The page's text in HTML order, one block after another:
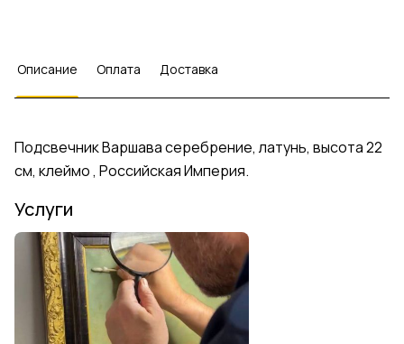
Описание Оплата Доставка
Подсвечник Варшава серебрение, латунь, высота 22
см, клеймо , Российская Империя.
Услуги